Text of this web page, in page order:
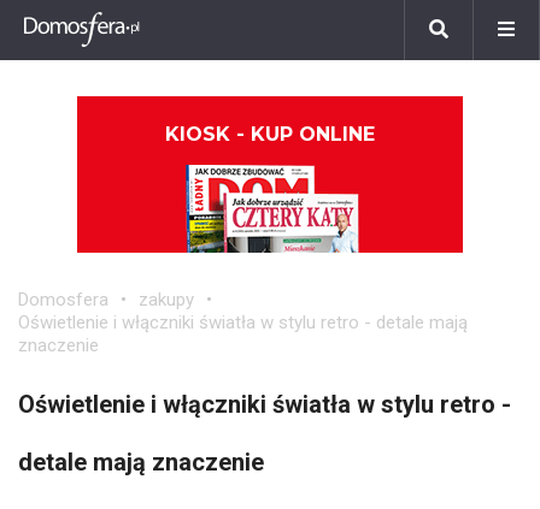
KIOSK - KUP ONLINE
Domosfera
zakupy
Oświetlenie i włączniki światła w stylu retro - detale mają
znaczenie
Oświetlenie i włączniki światła w stylu retro -
detale mają znaczenie